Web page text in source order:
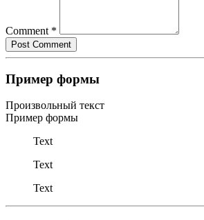
Comment *
Пример формы
Произвольный текст
Пример формы
Text
Text
Text